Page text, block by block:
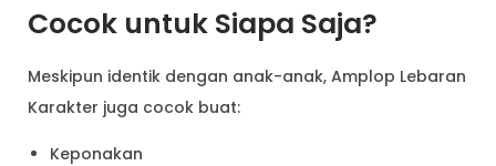
Cocok untuk Siapa Saja?
Meskipun identik dengan anak-anak, Amplop Lebaran
Karakter juga cocok buat:
Keponakan